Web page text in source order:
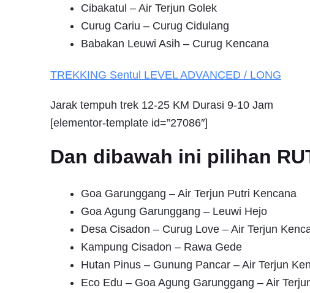
Cibakatul – Air Terjun Golek
Curug Cariu – Curug Cidulang
Babakan Leuwi Asih – Curug Kencana
TREKKING Sentul LEVEL ADVANCED / LONG
Jarak tempuh trek 12-25 KM Durasi 9-10 Jam
[elementor-template id=”27086″]
Dan dibawah ini pilihan
Goa Garunggang – Air Terjun Putri Kencana
Goa Agung Garunggang – Leuwi Hejo
Desa Cisadon – Curug Love – Air Terjun
Kampung Cisadon – Rawa Gede
Hutan Pinus – Gunung Pancar – Air Terjun
Eco Edu – Goa Agung Garunggang – Air